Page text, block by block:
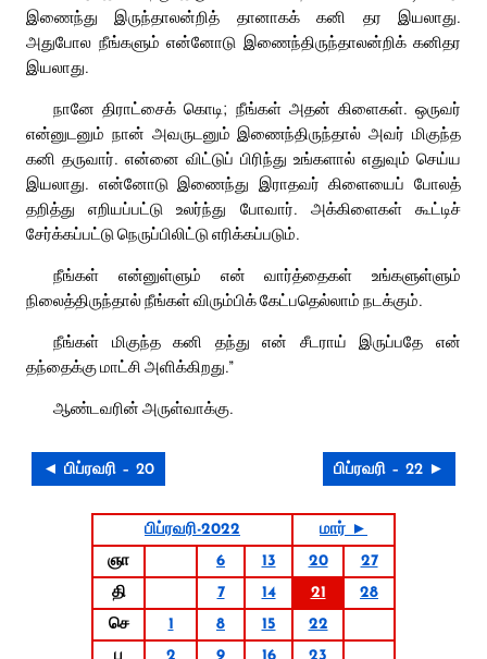
இணைந்து இருந்தாலன்றித் தானாகக் கனி தர இயலாது.
அதுபோல நீங்களும் என்னோடு இணைந்திருந்தாலன்றிக் கனிதர
இயலாது.
நானே திராட்சைக் கொடி; நீங்கள் அதன் கிளைகள். ஒருவர்
என்னுடனும் நான் அவருடனும் இணைந்திருந்தால் அவர் மிகுந்த
கனி தருவார். என்னை விட்டுப் பிரிந்து உங்களால் எதுவும் செய்ய
இயலாது. என்னோடு இணைந்து இராதவர் கிளையைப் போலத்
தறித்து எறியப்பட்டு உலர்ந்து போவார். அக்கிளைகள் கூட்டிச்
சேர்க்கப்பட்டு நெருப்பிலிட்டு எரிக்கப்படும்.
நீங்கள் என்னுள்ளும் என் வார்த்தைகள் உங்களுள்ளும்
நிலைத்திருந்தால் நீங்கள் விரும்பிக் கேட்பதெல்லாம் நடக்கும்.
நீங்கள் மிகுந்த கனி தந்து என் சீடராய் இருப்பதே என்
தந்தைக்கு மாட்சி அளிக்கிறது.”
ஆண்டவரின் அருள்வாக்கு.
◄ பிப்ரவரி – 20 பிப்ரவரி – 22 ►
பிப்ரவரி-2022
மார் ►
ஞா
6 13 20
27
தி
7 14 21
28
செ
1 8 15
22